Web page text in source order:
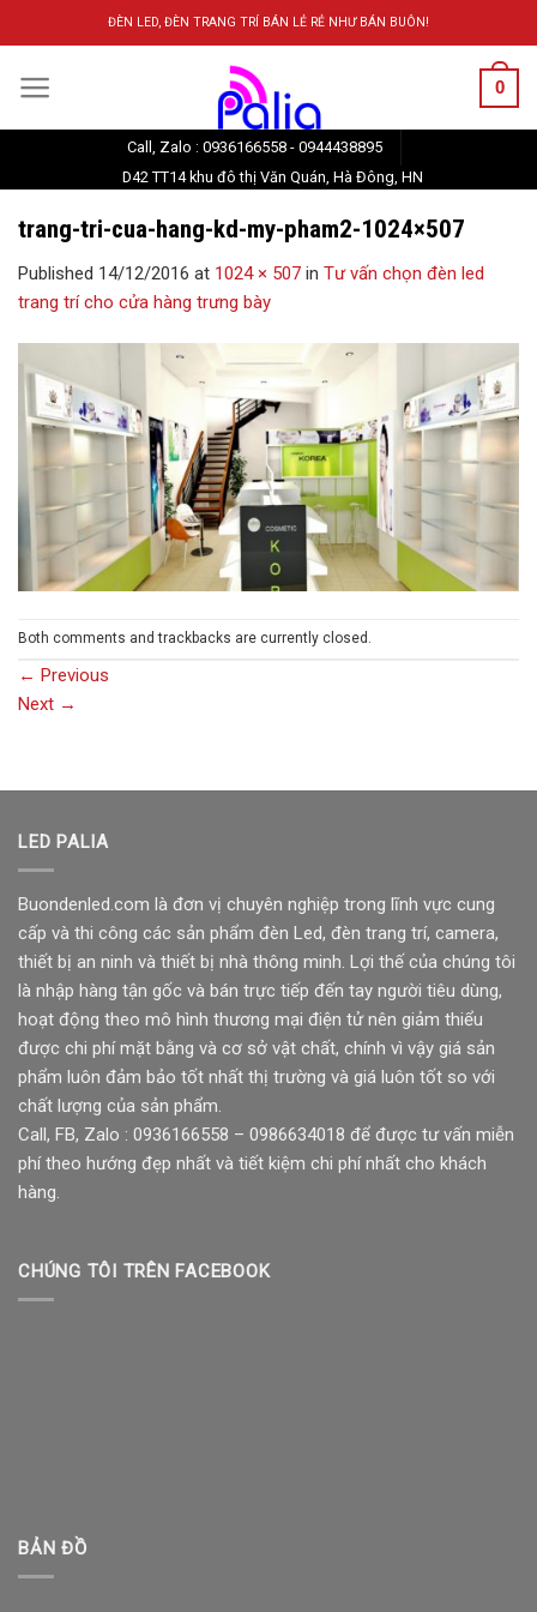
to
ĐÈN LED, ĐÈN TRANG TRÍ BÁN LẺ RẺ NHƯ BÁN BUÔN!
0
Call, Zalo : 0936166558 - 0944438895
D42 TT14 khu đô thị Văn Quán, Hà Đông, HN
trang-tri-cua-hang-kd-my-pham2-1024×507
Published 14/12/2016 at 1024 × 507 in Tư vấn chọn đèn led
trang trí cho cửa hàng trưng bày
Both comments and trackbacks are currently closed.
← Previous
Next →
LED PALIA
Buondenled.com là đơn vị chuyên nghiệp trong lĩnh vực cung
cấp và thi công các sản phẩm đèn Led, đèn trang trí, camera,
thiết bị an ninh và thiết bị nhà thông minh. Lợi thế của chúng tôi
là nhập hàng tận gốc và bán trực tiếp đến tay người tiêu dùng,
hoạt động theo mô hình thương mại điện tử nên giảm thiểu
được chi phí mặt bằng và cơ sở vật chất, chính vì vậy giá sản
phẩm luôn đảm bảo tốt nhất thị trường và giá luôn tốt so với
chất lượng của sản phẩm.
Call, FB, Zalo : 0936166558 – 0986634018 để được tư vấn miễn
phí theo hướng đẹp nhất và tiết kiệm chi phí nhất cho khách
hàng.
CHÚNG TÔI TRÊN FACEBOOK
BẢN ĐỒ